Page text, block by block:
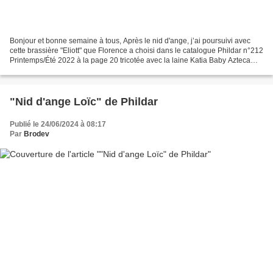
Bonjour et bonne semaine à tous, Après le nid d'ange, j’ai poursuivi avec
cette brassière "Eliott" que Florence a choisi dans le catalogue Phildar n°212
Printemps/Été 2022 à la page 20 tricotée avec la laine Katia Baby Azteca
"Nid d'ange Loïc" de Phildar
Publié le 24/06/2024 à 08:17
Par Brodev